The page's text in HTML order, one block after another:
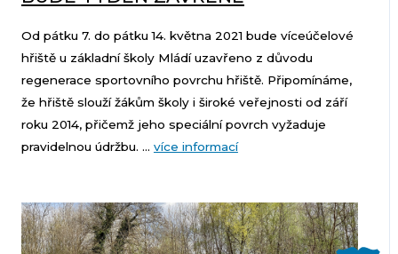
Od pátku 7. do pátku 14. května 2021 bude víceúčelové
hřiště u základní školy Mládí uzavřeno z důvodu
regenerace sportovního povrchu hřiště. Připomínáme,
že hřiště slouží žákům školy i široké veřejnosti od září
roku 2014, přičemž jeho speciální povrch vyžaduje
pravidelnou údržbu. ... více informací